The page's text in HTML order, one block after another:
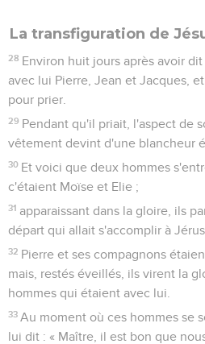
La transfiguration de
28 Environ huit jours après avoir
avec lui Pierre, Jean et Jacques,
pour prier.
29 Pendant qu'il priait, l'aspect de
vêtement devint d'une blancheur
30 Et voici que deux hommes
c'étaient Moïse et Elie ;
31 apparaissant dans la gloire, ils
départ qui allait s'accomplir à
32 Pierre et ses compagnons
mais, restés éveillés, ils virent la
hommes qui étaient avec lui.
33 Au moment où ces hommes se
lui dit : « Maître, il est bon que